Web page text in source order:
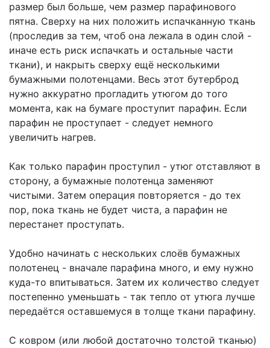
размер был больше, чем размер парафинового
пятна. Сверху на них положить испачканную ткань
(проследив за тем, чтоб она лежала в один слой -
иначе есть риск испачкать и остальные части
ткани), и накрыть сверху ещё несколькими
бумажными полотенцами. Весь этот бутерброд
нужно аккуратно прогладить утюгом до того
момента, как на бумаге проступит парафин. Если
парафин не проступает - следует немного
увеличить нагрев.
Как только парафин проступил - утюг отставляют в
сторону, а бумажные полотенца заменяют
чистыми. Затем операция повторяется - до тех
пор, пока ткань не будет чиста, а парафин не
перестанет проступать.
Удобно начинать с нескольких слоёв бумажных
полотенец - вначале парафина много, и ему нужно
куда-то впитываться. Затем их количество следует
постепенно уменьшать - так тепло от утюга лучше
передаётся оставшемуся в толще ткани парафину.
С ковром (или любой достаточно толстой тканью)